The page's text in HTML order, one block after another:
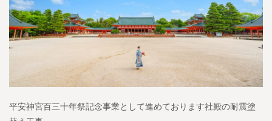
平安神宮百三十年祭記念事業として進めております社殿の耐震塗